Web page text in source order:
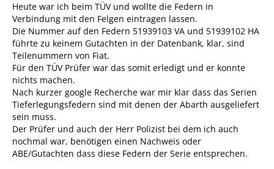
Heute war ich beim TÜV und wollte die Federn in
Verbindung mit den Felgen eintragen lassen.
Die Nummer auf den Federn 51939103 VA und 51939102 HA
führte zu keinem Gutachten in der Datenbank, klar, sind
Teilenummern von Fiat.
Für den TÜV Prüfer war das somit erledigt und er konnte
nichts machen.
Nach kurzer google Recherche war mir klar dass das Serien
Tieferlegungsfedern sind mit denen der Abarth ausgeliefert
sein muss.
Der Prüfer und auch der Herr Polizist bei dem ich auch
nochmal war, benötigen einen Nachweis oder
ABE/Gutachten dass diese Federn der Serie entsprechen.